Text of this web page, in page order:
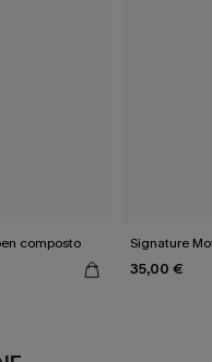
composto Signature
35,00 €